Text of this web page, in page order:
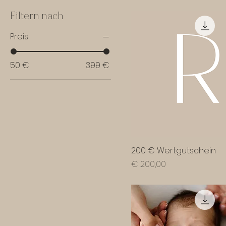
Filtern nach
Preis
50 € 399 €
200 € Wertgutschein
Preis
€ 200,00